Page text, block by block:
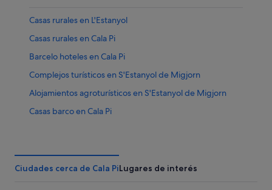
Casas rurales en L'Estanyol
Casas rurales en Cala Pi
Barcelo hoteles en Cala Pi
Complejos turísticos en S'Estanyol de Migjorn
Alojamientos agroturísticos en S'Estanyol de Migjorn
Casas barco en Cala Pi
Hoteles con bar en S'Estanyol de Migjorn
Ciudades cerca de Cala PiLugares de interés